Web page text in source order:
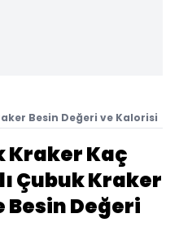
Besin Değeri ve Kalorisi
Kraker Kaç
Çubuk Kraker
Besin Değeri